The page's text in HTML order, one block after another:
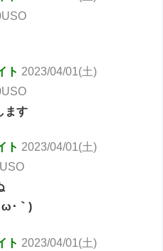
ト 2023/04/01(土)
ます
ト 2023/04/01(土)
ω･｀)
ト 2023/04/01(土)